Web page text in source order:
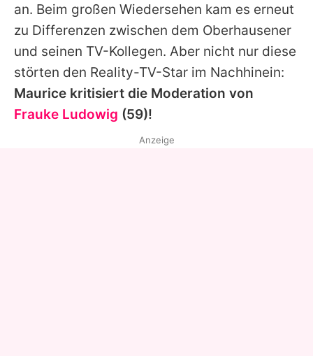
an. Beim großen Wiedersehen kam es erneut
zu Differenzen zwischen dem Oberhausener
und seinen TV-Kollegen. Aber nicht nur diese
störten den Reality-TV-Star im Nachhinein:
Maurice kritisiert die Moderation von
Frauke Ludowig (59)!
Anzeige